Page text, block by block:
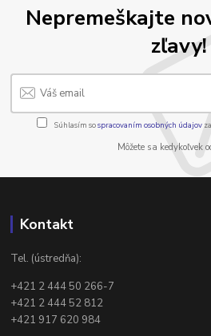
Nepremeškajte
zľavy!
Súhlasím sospracovaním osobných údajov
Môžete sa kedykoľvek
Kontakt
Tel. (ústredňa):
+421 2 444 50 266-7
+421 2 444 52 812
+421 917 620 984